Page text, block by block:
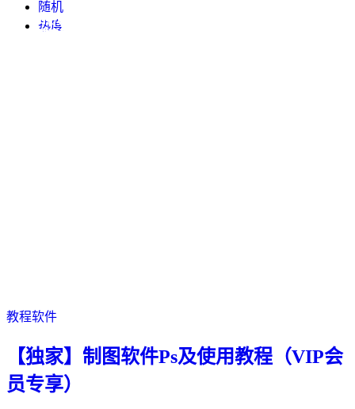
随机
热度
大家好，我是511解说文案网站长，从事电影解说3年，本文向大家
提供制图软件Ps及使用教程（VIP会员专享） Ps功能非常...
教程软件
【独家】制图软件Ps及使用教程（VIP会
员专享）
大家好，我是511解说文案网站长，从事电影解说3年。 本文向大家
提供Pr及插件和使用教程（VIP会员专享） Pr功能非常...
课时1 初次预览 Premiere 工作界面 06:09 课时2 初步理解 4大核心
工作区域 11:28 课时3 初学者...
大家好，站长是2018年开始做抖音的，自己也运营过多个百万粉丝
电影解说的账号，本文分享电影解说作品的背景音乐给本站的VI...